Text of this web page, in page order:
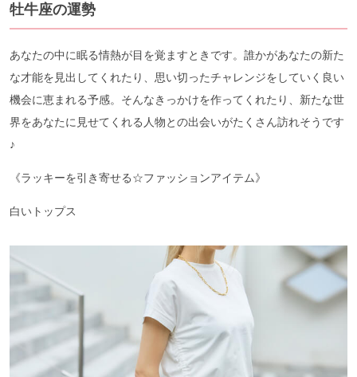
牡牛座の運勢
あなたの中に眠る情熱が目を覚ますときです。誰かがあなたの新た
な才能を見出してくれたり、思い切ったチャレンジをしていく良い
機会に恵まれる予感。そんなきっかけを作ってくれたり、新たな世
界をあなたに見せてくれる人物との出会いがたくさん訪れそうです
♪
《ラッキーを引き寄せる☆ファッションアイテム》
白いトップス